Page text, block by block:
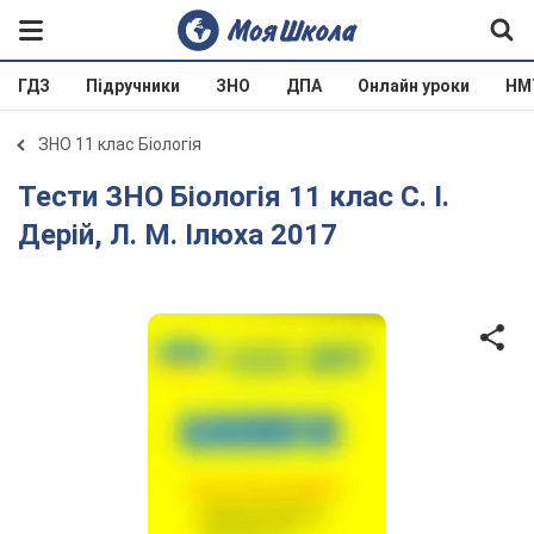
ГДЗ Підручники ЗНО ДПА Онлайн уроки
ЗНО 11 клас Біологія
Тести ЗНО Біологія 11 клас С. І.
Дерій, Л. М. Ілюха 2017